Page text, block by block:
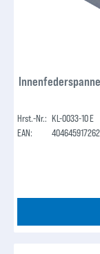
Hrst.-Nr.: KL-0033-10 E
EAN: